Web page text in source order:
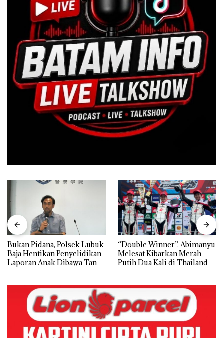
Bukan Pidana, Polsek Lubuk
Baja Hentikan Penyelidikan
Laporan Anak Dibawa Tanpa
“Double Winner”, Abimanyu
Melesat Kibarkan Merah
Putih Dua Kali di Thailand